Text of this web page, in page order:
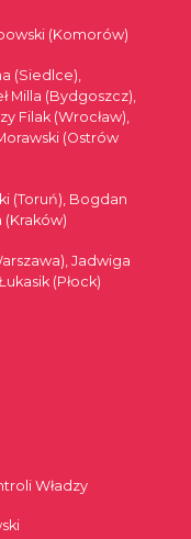
(Komorów)
(Siedlce),
Milla (Bydgoszcz),
Filak (Wrocław),
(Ostrów
(Toruń), Bogdan
(Kraków)
Jadwiga
(Płock)
Władzy